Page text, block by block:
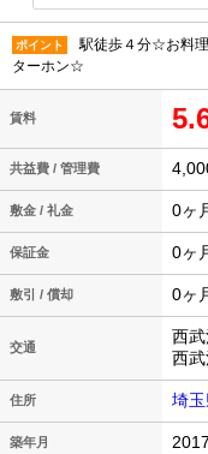
ポイント
駅徒歩４分☆お料
ターホン☆
賃料
共益費 / 管理費
敷金 / 礼金 0ヶ
保証金 0ヶ
敷引 / 償却 0ヶ
交通
西
西
住所 埼
築年月